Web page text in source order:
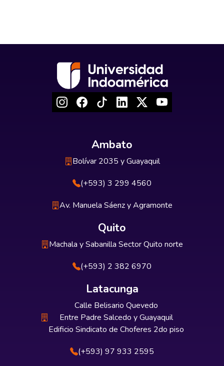
Ambato
Bolívar 2035 y Guayaquil
(+593) 3 299 4560
Av. Manuela Sáenz y Agramonte
Quito
Machala y Sabanilla Sector Quito norte
(+593) 2 382 6970
Latacunga
Calle Belisario Quevedo
Entre Padre Salcedo y Guayaquil
Edificio Sindicato de Choferes 2do piso
(+593) 97 933 2595